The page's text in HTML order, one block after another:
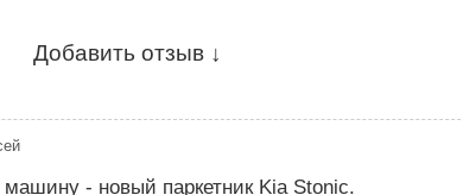
Добавить отзыв ↓
- новый паркетник Kia Stonic.